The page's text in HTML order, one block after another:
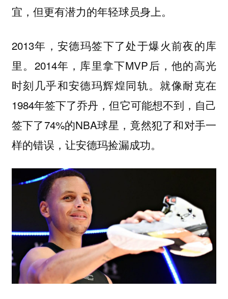
宜，但更有潜力的年轻球员身上。
2013年，安德玛签下了处于爆火前夜的库
里。2014年，库里拿下MVP后，他的高光
时刻几乎和安德玛辉煌同轨。就像耐克在
1984年签下了乔丹，但它可能想不到，自己
签下了74%的NBA球星，竟然犯了和对手一
样的错误，让安德玛捡漏成功。